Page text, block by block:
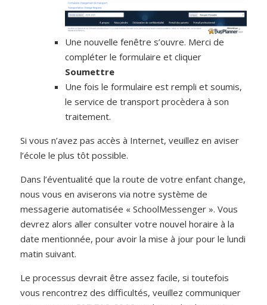
Une nouvelle fenêtre s’ouvre. Merci de
compléter le formulaire et cliquer
Soumettre
Une fois le formulaire est rempli et soumis,
le service de transport procèdera à son
traitement.
Si vous n’avez pas accès à Internet, veuillez en aviser
l’école le plus tôt possible.
Dans l’éventualité que la route de votre enfant change,
nous vous en aviserons via notre système de
messagerie automatisée « SchoolMessenger ». Vous
devrez alors aller consulter votre nouvel horaire à la
date mentionnée, pour avoir la mise à jour pour le lundi
matin suivant.
Le processus devrait être assez facile, si toutefois
vous rencontrez des difficultés, veuillez communiquer